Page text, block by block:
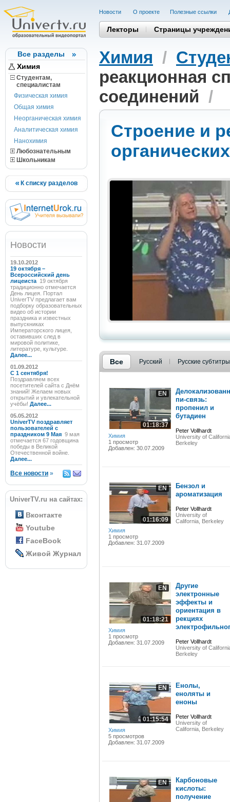
Все разделы
Химия
Студентам,
cпециалистам
Физическая химия
Общая химия
Неорганическая химия
Аналитическая химия
Нанохимия
Любознательным
Школьникам
К списку разделов
Новости
19.10.2012
19 октября –
Всероссийский день
лицеиста 19 октября
традиционно отмечается
День лицея. Портал
UniverTV предлагает вам
подборку образовательных
видео об истории
праздника и известных
выпускниках
Императорского лицея,
оставивших след в
мировой политике,
литературе, культуре.
Далее...
01.09.2012
C 1 сентября!
Поздравляем всех
посетителей сайта с Днём
знаний! Желаем новых
открытий и увлекательной
учёбы! Далее...
05.05.2012
UniverTV поздравляет
пользователей с
праздником 9 Мая 9 мая
отмечается 67 годовщина
победы в Великой
Отечественной войне.
Далее...
Все новости »
UniverTV.ru на сайтах:
Вконтакте
Youtube
FaceBook
Живой Журнал
Новости О проекте Полезные cсылки
Лекторы Страницы
Химия /
реакционная
соединений /
Строение и
Все Русский Русские субтитры
EN
01:18:37
Химия
1 просмотр
Добавлен: 30.07.2009
пи-связь:
пропенил и
бутадиен
Peter Vollhardt
University of
Berkeley
EN
01:16:09
Химия
1 просмотр
Добавлен: 31.07.2009
Бензол и
ароматизация
Peter Vollhardt
University of
California, Berkeley
EN
01:18:21
Химия
1 просмотр
Добавлен: 31.07.2009
Другие
электронные
эффекты и
ориентация в
рекциях
Peter Vollhardt
University of
Berkeley
EN
01:15:54
Химия
5 просмотров
Добавлен: 31.07.2009
Енолы,
еноляты и
еноны
Peter Vollhardt
University of
California, Berkeley
EN
Карбоновые
кислоты:
получение